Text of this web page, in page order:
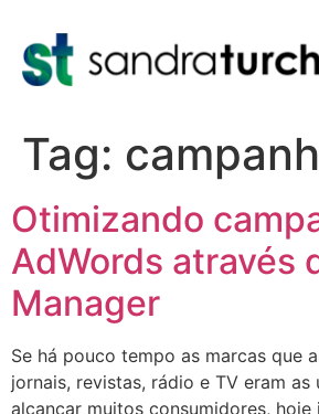
Tag:
Otimizando
AdWords através
Manager
Se há pouco tempo as marcas que
jornais, revistas, rádio e TV eram as
alcançar muitos consumidores, hoje